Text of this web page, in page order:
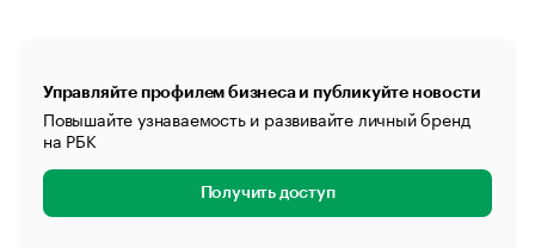
Управляйте профилем бизнеса и публикуйте новости
Повышайте узнаваемость и развивайте личный бренд
на РБК
Получить доступ